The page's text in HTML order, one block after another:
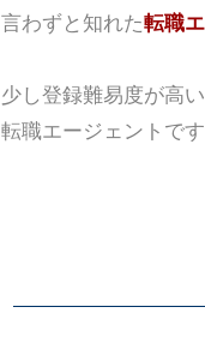
言わずと知れた転職
少し登録難易度が高
転職エージェントです